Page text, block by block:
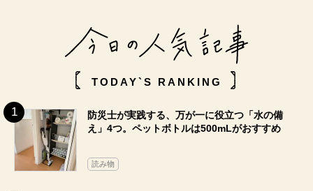
TODAY`S RANKING
防災士が実践する、万が一に役立つ「水の備
え」4つ。ペットボトルは500mLがおすすめ
読み物